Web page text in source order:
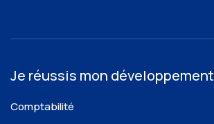
Je réussis mon développement
Comptabilité